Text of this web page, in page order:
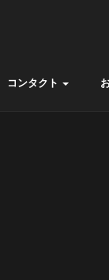
コンタクト